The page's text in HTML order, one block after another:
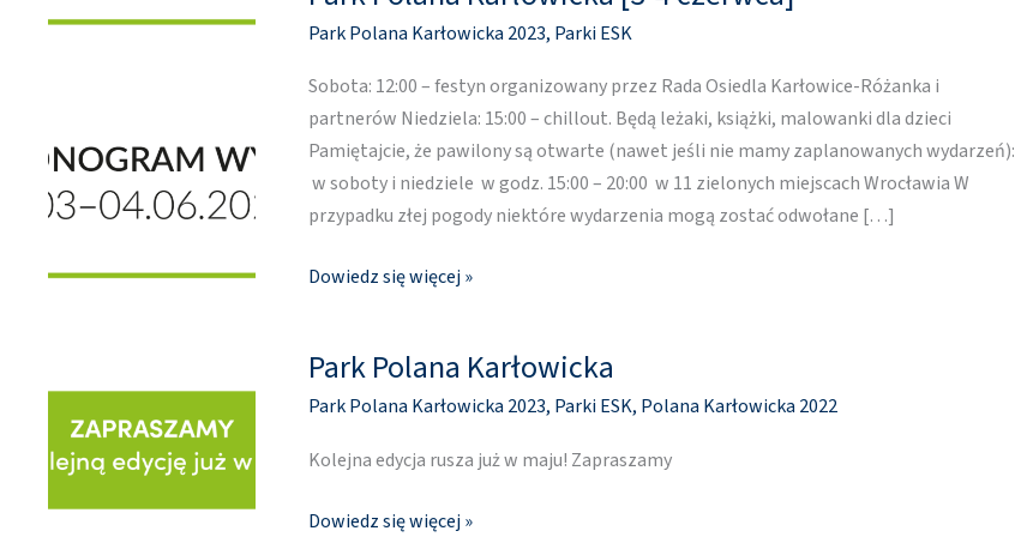
Park Polana Karłowicka 2023, Parki ESK
Sobota: 12:00 – festyn organizowany przez Rada Osiedla Karłowice-Różanka i
partnerów Niedziela: 15:00 – chillout. Będą leżaki, książki, malowanki dla dzieci
Pamiętajcie, że pawilony są otwarte (nawet jeśli nie mamy zaplanowanych wydarzeń):
w soboty i niedziele w godz. 15:00 – 20:00 w 11 zielonych miejscach Wrocławia W
przypadku złej pogody niektóre wydarzenia mogą zostać odwołane […]
Polana
[3-
4
czerwca]
Dowiedz się więcej »
Park Polana Karłowicka
Park Polana Karłowicka 2023, Parki ESK, Polana Karłowicka 2022
Kolejna edycja rusza już w maju! Zapraszamy
Park
Polana
Dowiedz się więcej »